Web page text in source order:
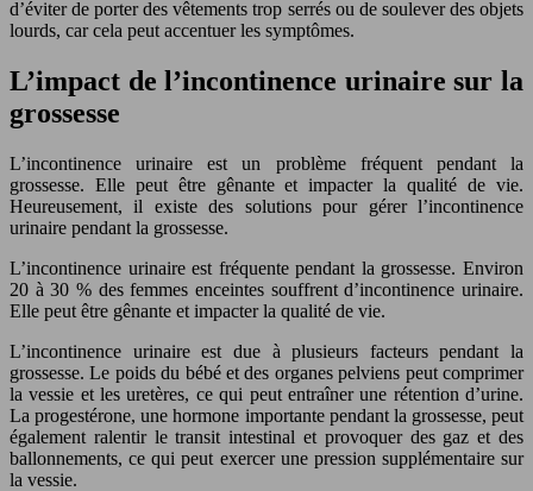
d’éviter de porter des vêtements trop serrés ou de soulever des objets
lourds, car cela peut accentuer les symptômes.
L’impact de l’incontinence urinaire sur la
grossesse
L’incontinence urinaire est un problème fréquent pendant la
grossesse. Elle peut être gênante et impacter la qualité de vie.
Heureusement, il existe des solutions pour gérer l’incontinence
urinaire pendant la grossesse.
L’incontinence urinaire est fréquente pendant la grossesse. Environ
20 à 30 % des femmes enceintes souffrent d’incontinence urinaire.
Elle peut être gênante et impacter la qualité de vie.
L’incontinence urinaire est due à plusieurs facteurs pendant la
grossesse. Le poids du bébé et des organes pelviens peut comprimer
la vessie et les uretères, ce qui peut entraîner une rétention d’urine.
La progestérone, une hormone importante pendant la grossesse, peut
également ralentir le transit intestinal et provoquer des gaz et des
ballonnements, ce qui peut exercer une pression supplémentaire sur
la vessie.